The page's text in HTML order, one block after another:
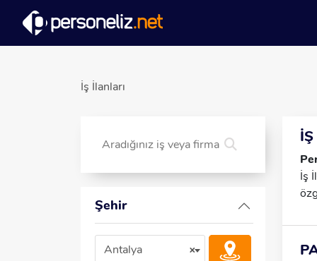
İş İlanları
Şehir
×
Antalya
İş